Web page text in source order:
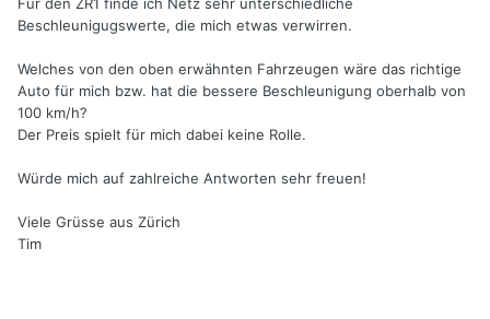
Für den ZR1 finde ich Netz sehr unterschiedliche
Beschleunigugswerte, die mich etwas verwirren.
Welches von den oben erwähnten Fahrzeugen wäre das richtige
Auto für mich bzw. hat die bessere Beschleunigung oberhalb von
100 km/h?
Der Preis spielt für mich dabei keine Rolle.
Würde mich auf zahlreiche Antworten sehr freuen!
Viele Grüsse aus Zürich
Tim